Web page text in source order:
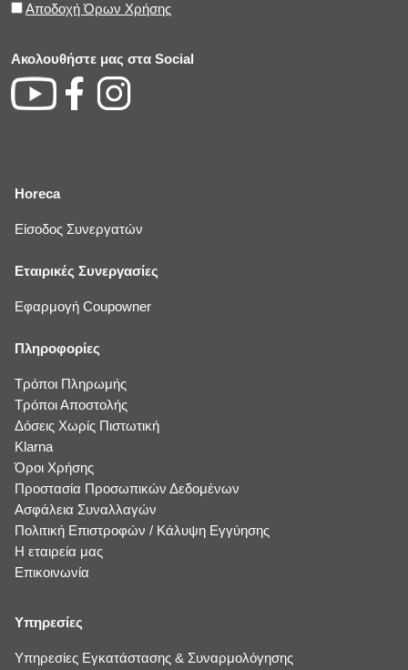
Αποδοχή Όρων Χρήσης
Ακολουθήστε μας στα Social
Horeca
Είσοδος Συνεργατών
Εταιρικές Συνεργασίες
Εφαρμογή Coupowner
Πληροφορίες
Τρόποι Πληρωμής
Τρόποι Αποστολής
Δόσεις Χωρίς Πιστωτική
Klarna
Όροι Χρήσης
Προστασία Προσωπικών Δεδομένων
Ασφάλεια Συναλλαγών
Πολιτική Επιστροφών / Κάλυψη Εγγύησης
Η εταιρεία μας
Επικοινωνία
Υπηρεσίες
Υπηρεσίες Εγκατάστασης & Συναρμολόγησης